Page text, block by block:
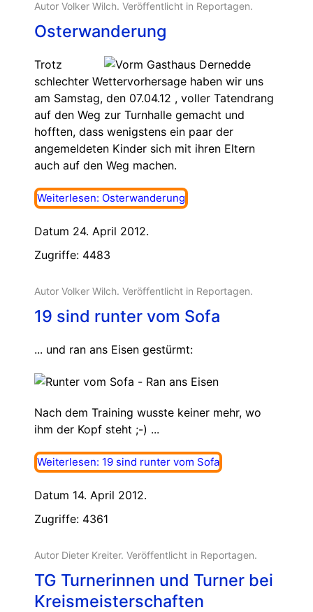
Autor Volker Wilch. Veröffentlicht in Reportagen.
Osterwanderung
Trotz
schlechter Wettervorhersage haben wir uns
am Samstag, den 07.04.12 , voller Tatendrang
auf den Weg zur Turnhalle gemacht und
hofften, dass wenigstens ein paar der
angemeldeten Kinder sich mit ihren Eltern
auch auf den Weg machen.
Weiterlesen: Osterwanderung
Datum 24. April 2012.
Zugriffe: 4483
Autor Volker Wilch. Veröffentlicht in Reportagen.
19 sind runter vom Sofa
... und ran ans Eisen gestürmt:
Nach dem Training wusste keiner mehr, wo
ihm der Kopf steht ;-) ...
Weiterlesen: 19 sind runter vom Sofa
Datum 14. April 2012.
Zugriffe: 4361
Autor Dieter Kreiter. Veröffentlicht in Reportagen.
TG Turnerinnen und Turner bei
Kreismeisterschaften